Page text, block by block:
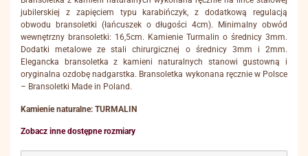
jubilerskiej z zapięciem typu karabińczyk, z dodatkową regulacją
obwodu bransoletki (łańcuszek o długości 4cm). Minimalny obwód
wewnętrzny bransoletki: 16,5cm. Kamienie Turmalin o średnicy 3mm.
Dodatki metalowe ze stali chirurgicznej o średnicy 3mm i 2mm.
Elegancka bransoletka z kamieni naturalnych stanowi gustowną i
oryginalna ozdobę nadgarstka. Bransoletka wykonana ręcznie w Polsce
– Bransoletki Made in Poland.
Kamienie naturalne: TURMALIN
Zobacz inne dostępne rozmiary